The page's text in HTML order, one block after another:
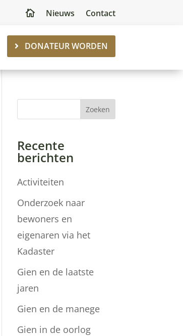
 Nieuws Contact
DONATEUR WORDEN
Zoeken
Recente
berichten
Activiteiten
Onderzoek naar
bewoners en
eigenaren via het
Kadaster
Gien en de laatste
jaren
Gien en de manege
Gien in de oorlog